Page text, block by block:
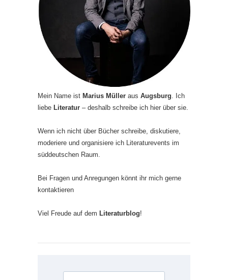
Mein Name ist Marius Müller aus Augsburg . Ich
liebe Literatur – deshalb schreibe ich hier über sie.
Wenn ich nicht über Bücher schreibe, diskutiere,
moderiere und organisiere ich Literaturevents im
süddeutschen Raum.
Bei Fragen und Anregungen könnt ihr mich gerne
kontaktieren
Viel Freude auf dem Literaturblog!